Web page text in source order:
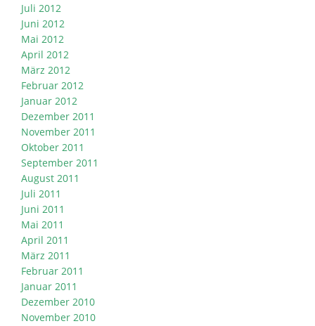
Juli 2012
Juni 2012
Mai 2012
April 2012
März 2012
Februar 2012
Januar 2012
Dezember 2011
November 2011
Oktober 2011
September 2011
August 2011
Juli 2011
Juni 2011
Mai 2011
April 2011
März 2011
Februar 2011
Januar 2011
Dezember 2010
November 2010